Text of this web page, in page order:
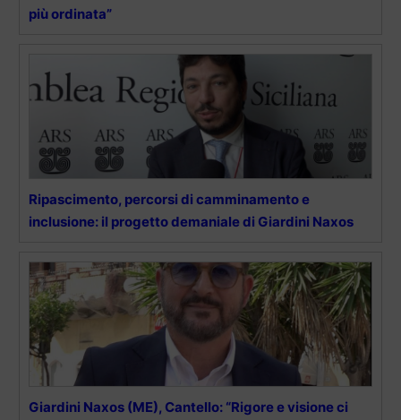
più ordinata”
Ripascimento, percorsi di camminamento e
inclusione: il progetto demaniale di Giardini Naxos
Giardini Naxos (ME), Cantello: “Rigore e visione ci